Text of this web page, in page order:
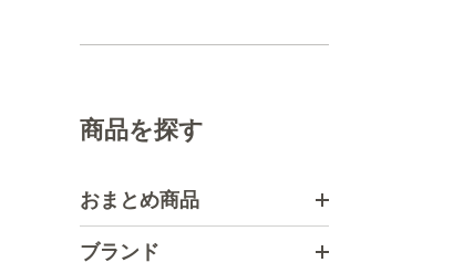
商品を探す
おまとめ商品
ブランド